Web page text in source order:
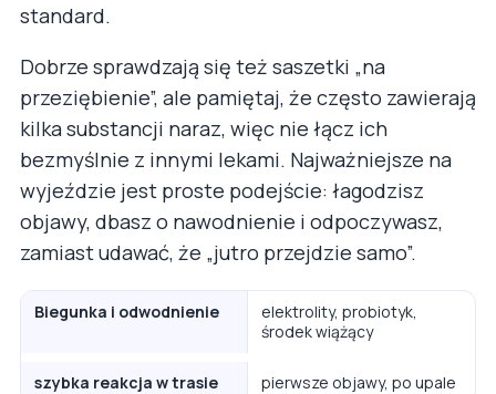
standard.
Dobrze sprawdzają się też saszetki „na
przeziębienie”, ale pamiętaj, że często zawierają
kilka substancji naraz, więc nie łącz ich
bezmyślnie z innymi lekami. Najważniejsze na
wyjeździe jest proste podejście: łagodzisz
objawy, dbasz o nawodnienie i odpoczywasz,
zamiast udawać, że „jutro przejdzie samo”.
Biegunka i odwodnienie
elektrolity, probiotyk,
środek wiążący
szybka reakcja w trasie pierwsze objawy, po upale